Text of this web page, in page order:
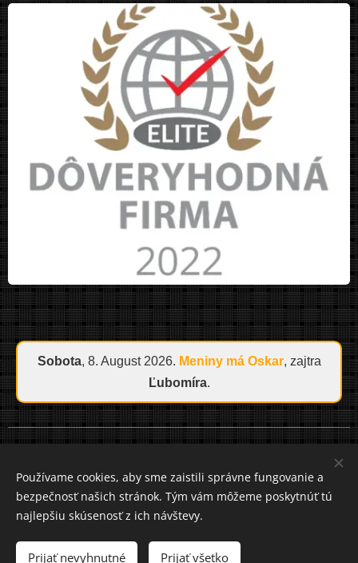
Sobota, 8. August 2026. Meniny má Oskar, zajtra
Ľubomíra.
Cookies
Jazyky
Čeština
Mena
Používame cookies, aby sme zaistili správne fungovanie a
bezpečnosť našich stránok. Tým vám môžeme poskytnúť tú
najlepšiu skúsenosť z ich návštevy.
Prijať nevyhnutné Prijať všetko